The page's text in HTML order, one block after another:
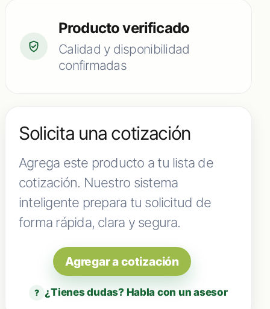
Producto verificado
Calidad y disponibilidad
confirmadas
Solicita una cotización
Agrega este producto a tu lista de
cotización. Nuestro sistema
inteligente prepara tu solicitud de
forma rápida, clara y segura.
Agregar a cotización
? ¿Tienes dudas? Habla con un asesor